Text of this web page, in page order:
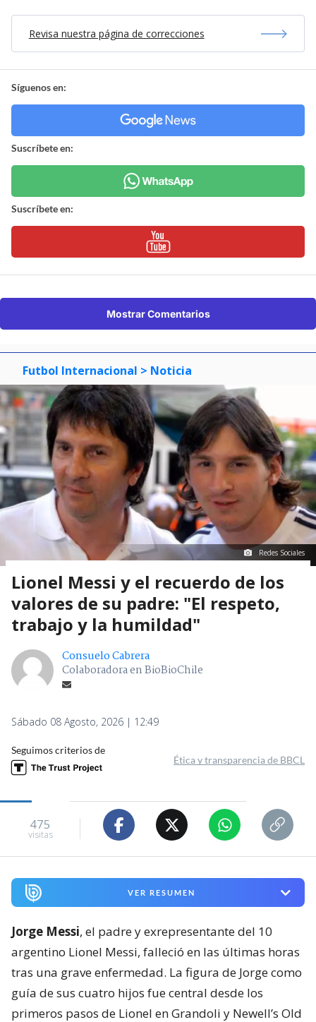
Revisa nuestra página de correcciones
Síguenos en:
Suscríbete en:
Suscríbete en:
Mostrar Comentarios
Futbol Internacional > Noticia
Redes Sociales
Lionel Messi y el recuerdo de los
valores de su padre: "El respeto,
trabajo y la humildad"
Consuelo Cabrera
Colaboradora en BioBioChile
Sábado 08 Agosto, 2026 | 12:49
Seguimos criterios de
Ética y transparencia de BBCL
475
visitas
VER RESUMEN
Jorge Messi, el padre y exrepresentante del 10
argentino Lionel Messi, falleció en las últimas horas
tras una grave enfermedad. La figura de Jorge como
guía de sus cuatro hijos fue central desde los
primeros pasos de Lionel en Grandoli y Newell’s Old